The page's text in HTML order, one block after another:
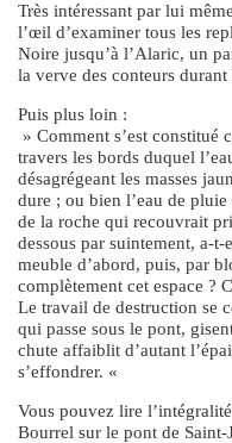
Très intéressant par lui
l’œil d’examiner tous les
Noire jusqu’à l’Alaric, un
la verve des conteurs
Puis plus loin :
» Comment s’est constitué
travers les bords duquel
désagrégeant les masses
dure ; ou bien l’eau de pluie
de la roche qui recouvrait
dessous par suintement, a-
meuble d’abord, puis, par
complètement cet espace ?
Le travail de destruction se
qui passe sous le pont,
chute affaiblit d’autant
s’effondrer. «
Vous pouvez lire
Bourrel sur le pont de Saint-